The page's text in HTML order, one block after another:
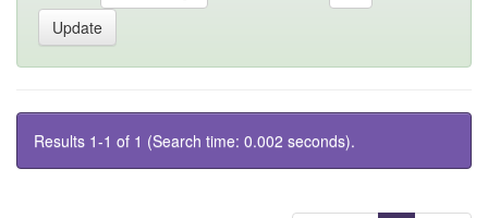
Results 1-1 of 1 (Search time: 0.002 seconds).